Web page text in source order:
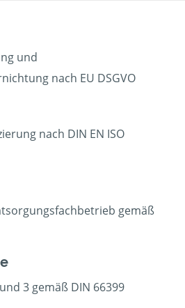
und
nach EU DSGVO
nach DIN EN ISO
gemäß
3 gemäß DIN 66399